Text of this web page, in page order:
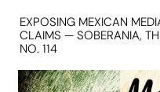
EXPOSING MEXICAN
CLAIMS — SOBERANIA,
NO. 114